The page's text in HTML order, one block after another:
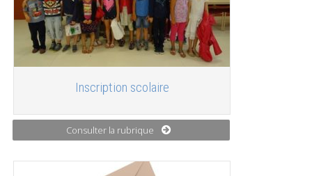
Inscription scolaire
Consulter la rubrique